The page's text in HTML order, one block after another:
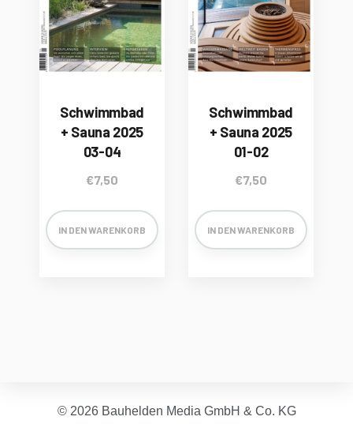
Schwimmbad
+ Sauna 2025
03-04
€7,50
IN DEN WARENKORB
Schwimmbad
+ Sauna 2025
01-02
€7,50
IN DEN WARENKORB
© 2026 Bauhelden Media GmbH & Co. KG